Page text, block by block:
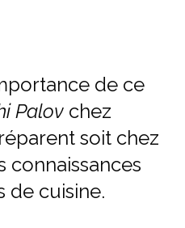
de ce
Palov chez
soit chez
connaissances
de cuisine.